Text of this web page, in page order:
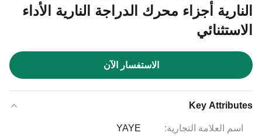
النارية أجزاء محرك الدراجة النارية الأداء
الاستثنائي
الاستفسار الآن
Key Attributes
اسم العلامة التجارية: YAYE